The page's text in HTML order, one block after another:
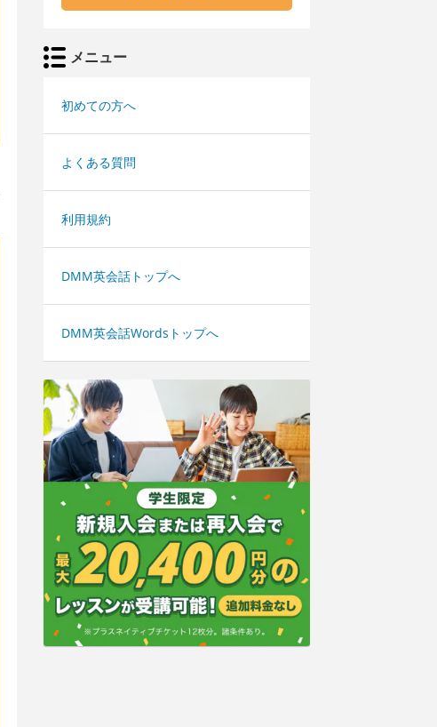
メニュー
初めての方へ
よくある質問
利用規約
DMM英会話トップへ
DMM英会話Wordsトップへ